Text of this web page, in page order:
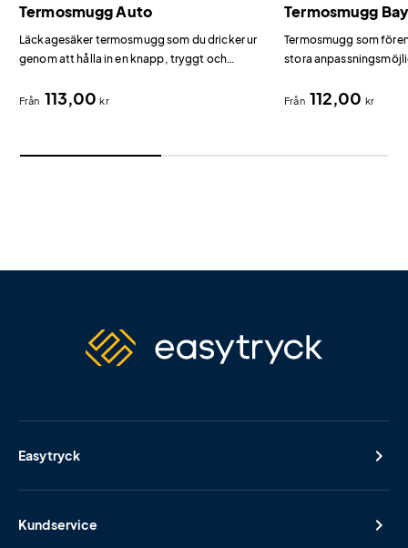
Termosmugg Auto
Läckagesäker termosmugg som du dricker ur
genom att hålla in en knapp, tryggt och
Från 113,00kr
Termosmugg
Termosmugg som
stora
Från 112,00 kr
Easytryck
Kundservice